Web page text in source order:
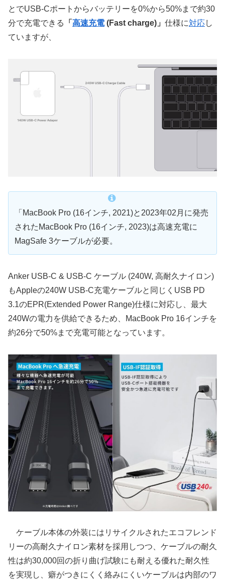
とでUSB-Cポートからバッテリーを0%から50%まで約30
分で充電できる
「 高速充電(Fast charge)」 仕様に対応し
ていますが、
「MacBook Pro (16インチ, 2021)と2023年02月に発売
されたMacBook Pro (16インチ, 2023)は高速充電に
MagSafe 3ケーブルが必要。
Anker USB-C & USB-C ケーブル (240W, 高耐久ナイロン)
もAppleの240W USB-C充電ケーブルと同じくUSB PD
3.1のEPR(Extended Power Range)仕様に対応し、最大
240Wの電力を供給できるため、MacBook Pro 16インチを
約26分で50%まで充電可能となっています。
ケーブル本体の外装にはリサイクルされたエコフレンド
リーの高耐久ナイロン素材を採用しつつ、ケーブルの耐久
性は約30,000回の折り曲げ試験にも耐える優れた耐久性
を実現し、癖がつきにくく絡みにくいケーブルは内部のワ